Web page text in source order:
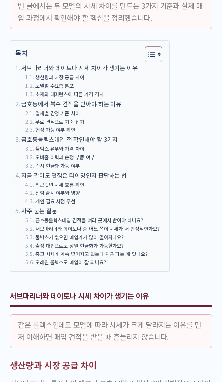
번 글에서는 두 모델의 시세 차이를 만드는 3가지 기준과 실제 매
입 과정에서 확인해야 할 핵심을 정리했습니다.
목차
서브마리너와 데이토나 시세 차이가 생기는 이유
생산량과 시장 공급 차이
모델별 수요층 분포
소재와 레퍼런스에 따른 가격 격차
금호동에서 복수 견적을 받아야 하는 이유
업체별 감정 기준 차이
무료 견적으로 기준 잡기
협상 가능 여부 확인
금호동롤렉스매입 전 확인해야 할 3가지
풀박스 유무와 가격 차이
오버홀 이력과 순정 부품 여부
즉시 현금화 가능 여부
지금 팔아도 괜찮은 타이밍인지 판단하는 법
최근 1년 시세 흐름 확인
신형 출시 여부와 영향
개인 필요 시점 우선
자주 묻는 질문
금호동롤렉스매입 견적을 여러 곳에서 받아야 하나요?
서브마리너와 데이토나 중 어느 쪽이 시세가 더 안정적인가요?
풀박스가 없으면 매입가가 많이 떨어지나요?
출장 매입으로도 당일 현금화가 가능한가요?
중고 시세가 계속 떨어지고 있는데 지금 파는 게 맞나요?
오래된 롤렉스도 매입이 잘 되나요?
서브마리너와 데이토나 시세 차이가 생기는 이유
같은 롤렉스인데도 모델에 따라 시세가 크게 달라지는 이유를 먼
저 이해하면 매입 견적을 받을 때 흔들리지 않습니다.
생산량과 시장 공급 차이